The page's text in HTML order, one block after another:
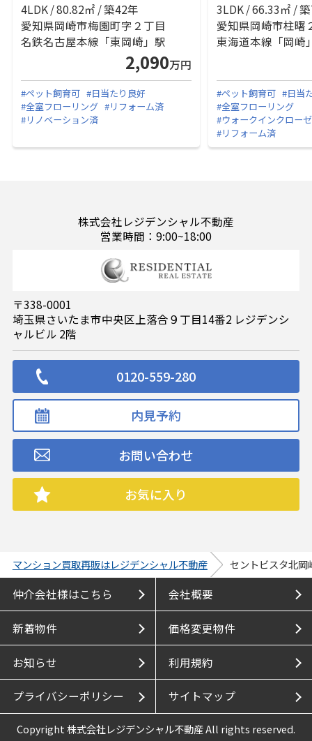
4LDK / 80.82㎡ / 築42年
愛知県岡崎市梅園町字２丁目
名鉄名古屋本線「東岡崎」駅
2,090万円
#ペット飼育可 #日当たり良好
#全室フローリング #リフォーム済
#リノベーション済
3LDK / 66.33㎡ /
愛知県岡崎市柱曙
東海道本線「岡崎
#ペット飼育可 #日当
#全室フローリング
#ウォークインクロー
#リフォーム済
株式会社レジデンシャル不動産
営業時間：9:00~18:00
〒338-0001
埼玉県さいたま市中央区上落合９丁目14番2 レジデンシ
ャルビル 2階
0120-559-280
内見予約
お問い合わせ
お気に入り
マンション買取再販はレジデンシャル不動産 セントビスタ北岡
仲介会社様はこちら 会社概要
新着物件 価格変更物件
お知らせ 利用規約
プライバシーポリシー サイトマップ
Copyright 株式会社レジデンシャル不動産 All rights reserved.